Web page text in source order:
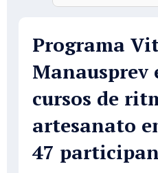
Programa
Manausprev
cursos de
artesanato
47